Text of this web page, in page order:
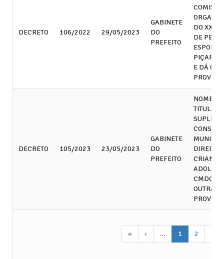
DECRETO 106/2022 29/05/2023
GABINETE
DO
PREFEITO
DO XXV
DE
PIÇARRA
E DÁ
DECRETO 105/2023 23/05/2023
GABINETE
DO
PREFEITO
NOMEA
CRIANÇA
CMDCA”
OUTRAS
« ‹ ... 1 2